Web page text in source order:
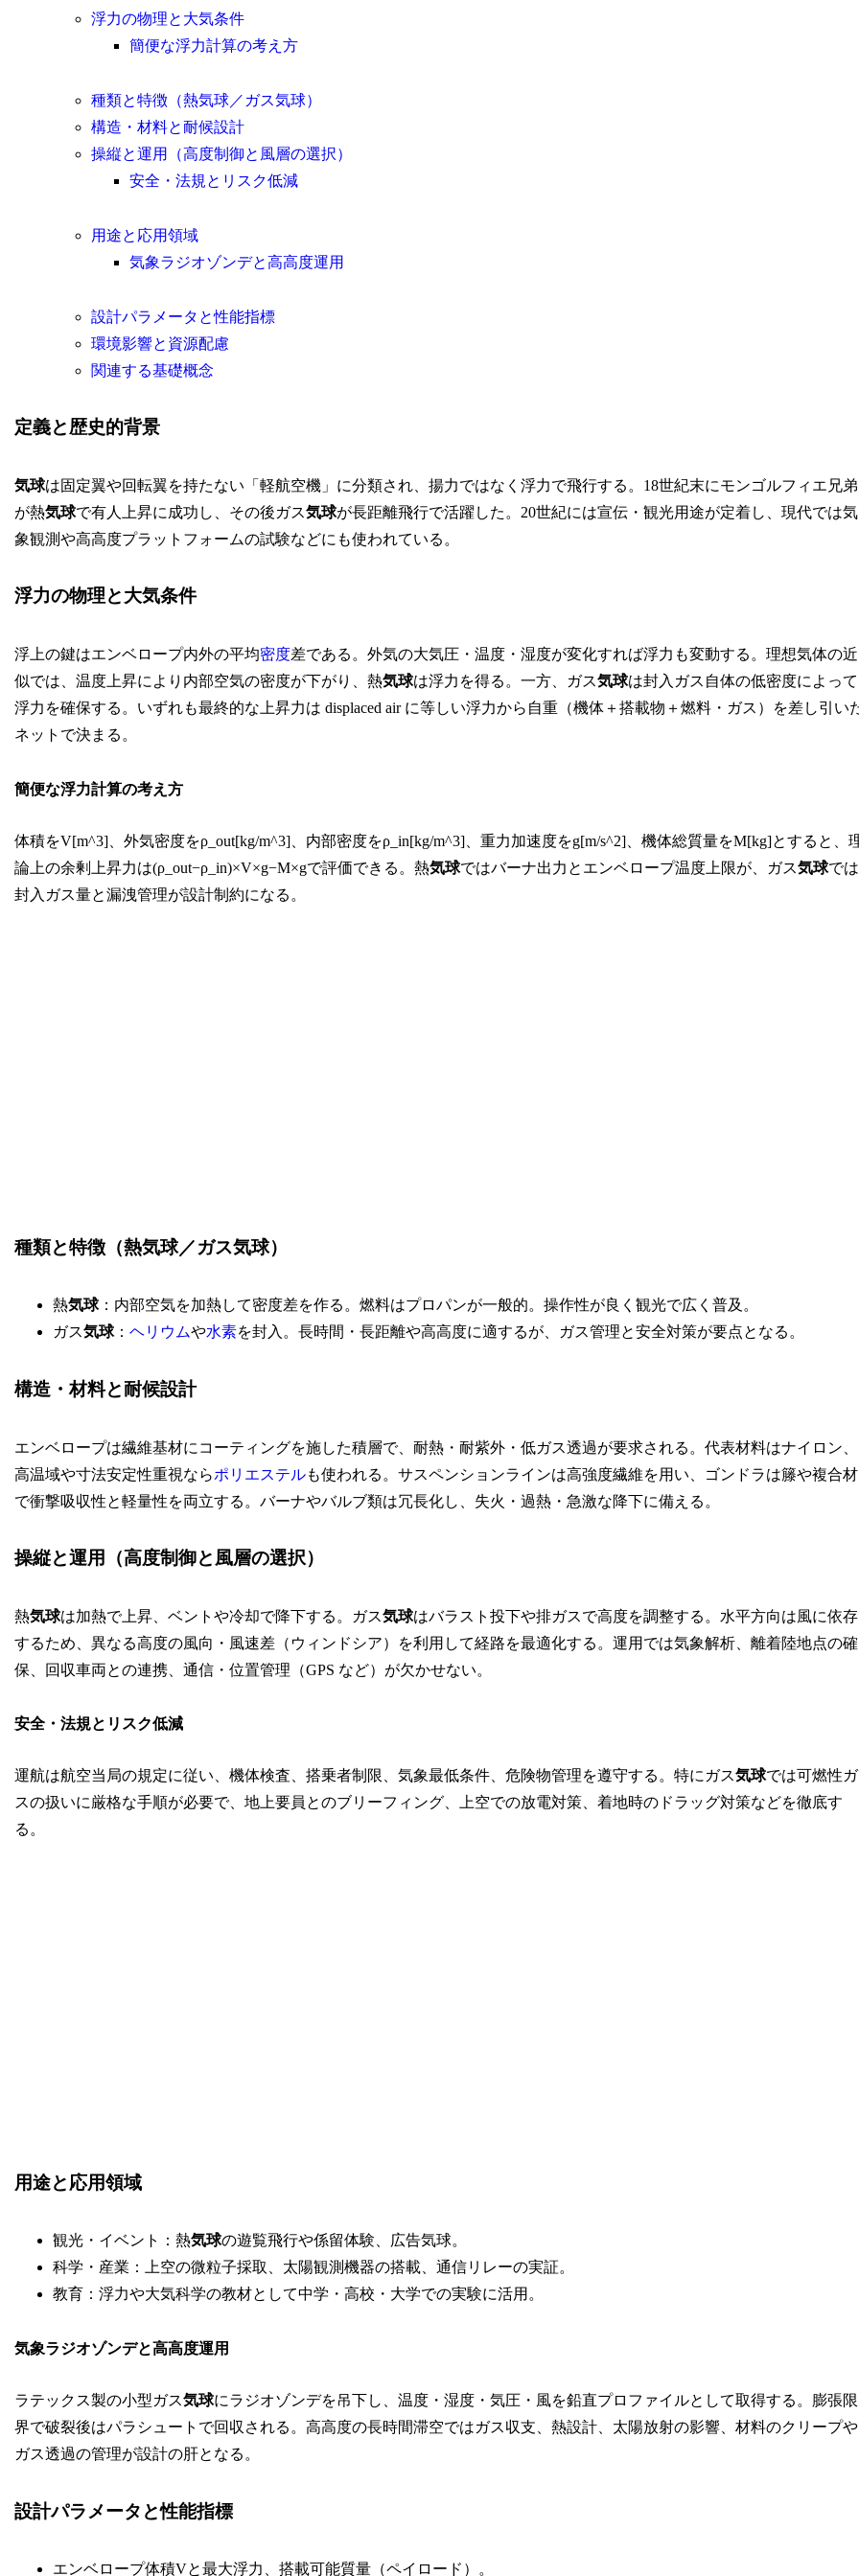
浮力の物理と大気条件
簡便な浮力計算の考え方
種類と特徴（熱気球／ガス気球）
構造・材料と耐候設計
操縦と運用（高度制御と風層の選択）
安全・法規とリスク低減
用途と応用領域
気象ラジオゾンデと高高度運用
設計パラメータと性能指標
環境影響と資源配慮
関連する基礎概念
定義と歴史的背景
気球は固定翼や回転翼を持たない「軽航空機」に分類され、揚力ではなく浮力で飛行する。18世紀末にモンゴルフィエ兄弟
が熱気球で有人上昇に成功し、その後ガス気球が長距離飛行で活躍した。20世紀には宣伝・観光用途が定着し、現代では気
象観測や高高度プラットフォームの試験などにも使われている。
浮力の物理と大気条件
浮上の鍵はエンベロープ内外の平均密度差である。外気の大気圧・温度・湿度が変化すれば浮力も変動する。理想気体の近
似では、温度上昇により内部空気の密度が下がり、熱気球は浮力を得る。一方、ガス気球は封入ガス自体の低密度によって
浮力を確保する。いずれも最終的な上昇力は displaced air に等しい浮力から自重（機体＋搭載物＋燃料・ガス）を差し引い
ネットで決まる。
簡便な浮力計算の考え方
体積をV[m^3]、外気密度をρ_out[kg/m^3]、内部密度をρ_in[kg/m^3]、重力加速度をg[m/s^2]、機体総質量をM[kg]とすると、
論上の余剰上昇力は(ρ_out−ρ_in)×V×g−M×gで評価できる。熱気球ではバーナ出力とエンベロープ温度上限が、ガス気球では
封入ガス量と漏洩管理が設計制約になる。
種類と特徴（熱気球／ガス気球）
熱気球：内部空気を加熱して密度差を作る。燃料はプロパンが一般的。操作性が良く観光で広く普及。
ガス気球： ヘリウムや水素を封入。長時間・長距離や高高度に適するが、ガス管理と安全対策が要点となる。
構造・材料と耐候設計
エンベロープは繊維基材にコーティングを施した積層で、耐熱・耐紫外・低ガス透過が要求される。代表材料はナイロン、
高温域や寸法安定性重視ならポリエステルも使われる。サスペンションラインは高強度繊維を用い、ゴンドラは籐や複合材
で衝撃吸収性と軽量性を両立する。バーナやバルブ類は冗長化し、失火・過熱・急激な降下に備える。
操縦と運用（高度制御と風層の選択）
熱気球は加熱で上昇、ベントや冷却で降下する。ガス気球はバラスト投下や排ガスで高度を調整する。水平方向は風に依存
するため、異なる高度の風向・風速差（ウィンドシア）を利用して経路を最適化する。運用では気象解析、離着陸地点の確
保、回収車両との連携、通信・位置管理（GPS など）が欠かせない。
安全・法規とリスク低減
運航は航空当局の規定に従い、機体検査、搭乗者制限、気象最低条件、危険物管理を遵守する。特にガス気球では可燃性ガ
スの扱いに厳格な手順が必要で、地上要員とのブリーフィング、上空での放電対策、着地時のドラッグ対策などを徹底す
る。
用途と応用領域
観光・イベント：熱気球の遊覧飛行や係留体験、広告気球。
科学・産業：上空の微粒子採取、太陽観測機器の搭載、通信リレーの実証。
教育：浮力や大気科学の教材として中学・高校・大学での実験に活用。
気象ラジオゾンデと高高度運用
ラテックス製の小型ガス気球にラジオゾンデを吊下し、温度・湿度・気圧・風を鉛直プロファイルとして取得する。膨張限
界で破裂後はパラシュートで回収される。高高度の長時間滞空ではガス収支、熱設計、太陽放射の影響、材料のクリープや
ガス透過の管理が設計の肝となる。
設計パラメータと性能指標
エンベロープ体積Vと最大浮力、搭載可能質量（ペイロード）。